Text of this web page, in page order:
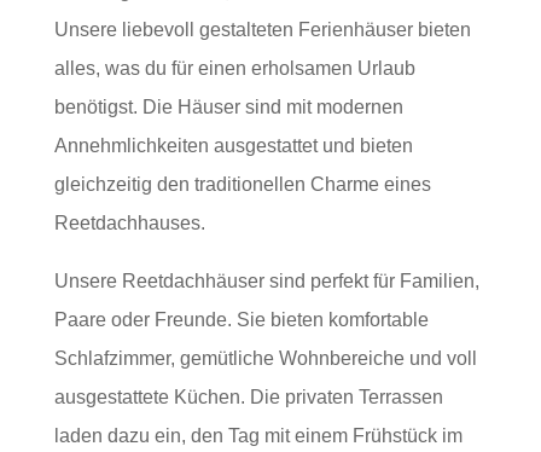
Unsere liebevoll gestalteten Ferienhäuser bieten
alles, was du für einen erholsamen Urlaub
benötigst. Die Häuser sind mit modernen
Annehmlichkeiten ausgestattet und bieten
gleichzeitig den traditionellen Charme eines
Reetdachhauses.
Unsere Reetdachhäuser sind perfekt für Familien,
Paare oder Freunde. Sie bieten komfortable
Schlafzimmer, gemütliche Wohnbereiche und voll
ausgestattete Küchen. Die privaten Terrassen
laden dazu ein, den Tag mit einem Frühstück im